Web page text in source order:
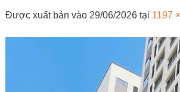
Được xuất bản vào 29/06/2026 tại 1197